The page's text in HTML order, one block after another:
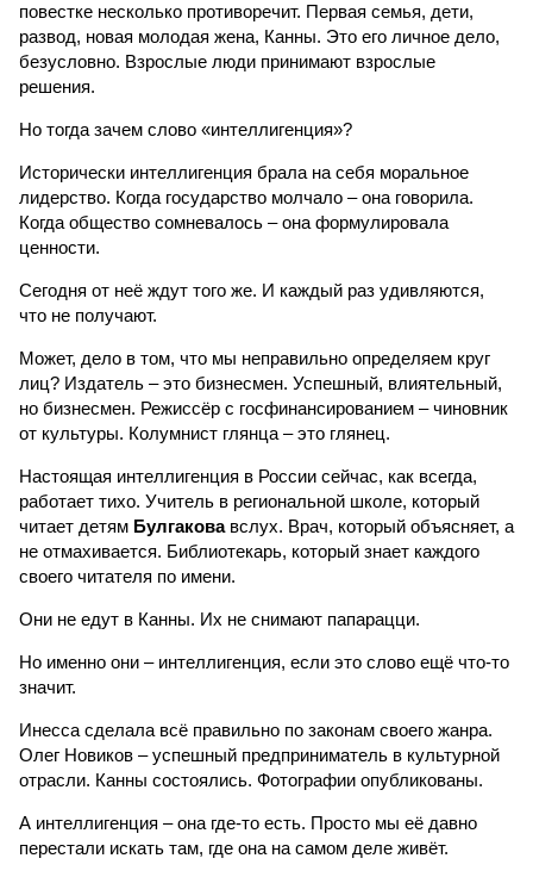
повестке несколько противоречит. Первая семья, дети,
развод, новая молодая жена, Канны. Это его личное дело,
безусловно. Взрослые люди принимают взрослые
решения.
Но тогда зачем слово «интеллигенция»?
Исторически интеллигенция брала на себя моральное
лидерство. Когда государство молчало – она говорила.
Когда общество сомневалось – она формулировала
ценности.
Сегодня от неё ждут того же. И каждый раз удивляются,
что не получают.
Может, дело в том, что мы неправильно определяем круг
лиц? Издатель – это бизнесмен. Успешный, влиятельный,
но бизнесмен. Режиссёр с госфинансированием – чиновник
от культуры. Колумнист глянца – это глянец.
Настоящая интеллигенция в России сейчас, как всегда,
работает тихо. Учитель в региональной школе, который
читает детям Булгакова вслух. Врач, который объясняет, а
не отмахивается. Библиотекарь, который знает каждого
своего читателя по имени.
Они не едут в Канны. Их не снимают папарацци.
Но именно они – интеллигенция, если это слово ещё что-то
значит.
Инесса сделала всё правильно по законам своего жанра.
Олег Новиков – успешный предприниматель в культурной
отрасли. Канны состоялись. Фотографии опубликованы.
А интеллигенция – она где-то есть. Просто мы её давно
перестали искать там, где она на самом деле живёт.